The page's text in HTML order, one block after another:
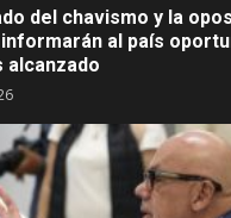
del chavismo y la
informarán al país
alcanzado